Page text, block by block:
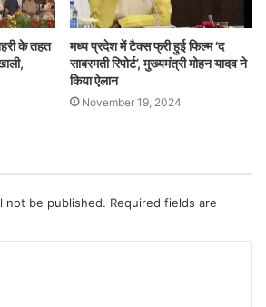
के तहत
मध्य प्रदेश में टैक्स फ्री हुई फिल्म ‘द
साबरमती रिपोर्ट’, मुख्यमंत्री मोहन यादव ने
किया ऐलान
November 19, 2024
not be published. Required fields are